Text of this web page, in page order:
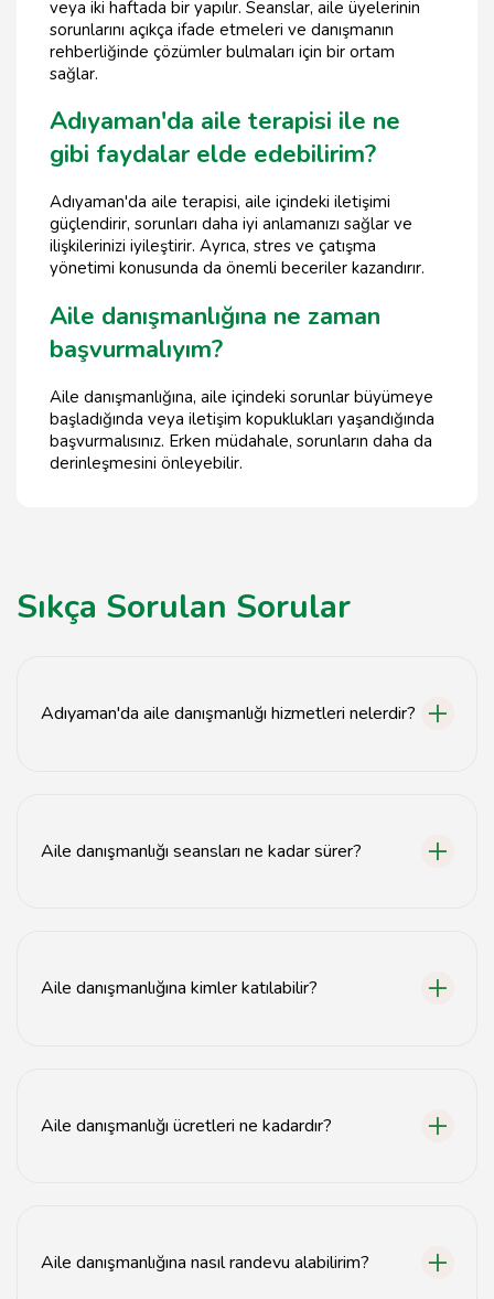
veya iki haftada bir yapılır. Seanslar, aile üyelerinin
sorunlarını açıkça ifade etmeleri ve danışmanın
rehberliğinde çözümler bulmaları için bir ortam
sağlar.
Adıyaman'da aile terapisi ile ne
gibi faydalar elde edebilirim?
Adıyaman'da aile terapisi, aile içindeki iletişimi
güçlendirir, sorunları daha iyi anlamanızı sağlar ve
ilişkilerinizi iyileştirir. Ayrıca, stres ve çatışma
yönetimi konusunda da önemli beceriler kazandırır.
Aile danışmanlığına ne zaman
başvurmalıyım?
Aile danışmanlığına, aile içindeki sorunlar büyümeye
başladığında veya iletişim kopuklukları yaşandığında
başvurmalısınız. Erken müdahale, sorunların daha da
derinleşmesini önleyebilir.
Sıkça Sorulan Sorular
Adıyaman'da aile danışmanlığı hizmetleri nelerdir?
Aile danışmanlığı seansları ne kadar sürer?
Aile danışmanlığına kimler katılabilir?
Aile danışmanlığı ücretleri ne kadardır?
Aile danışmanlığına nasıl randevu alabilirim?